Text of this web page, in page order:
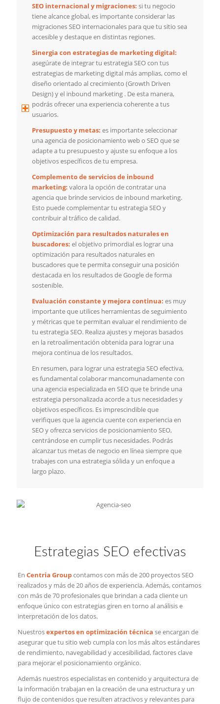
SEO internacional y migraciones: si tu negocio
tiene alcance global, es importante considerar las
migraciones SEO internacionales para que tu sitio sea
accesible y destaque en distintas regiones.
Sinergia con estrategias de marketing digital:
asegúrate de integrar tu estrategia SEO con tus
estrategias de marketing digital más amplias, como el
diseño orientado al crecimiento (Growth Driven
Design) y el inbound marketing . De esta manera,
podrás ofrecer una experiencia coherente a tus
usuarios.
Presupuesto y metas: es importante seleccionar
una agencia de posicionamiento web o SEO que se
adapte a tu presupuesto y ajuste su enfoque a los
objetivos específicos de tu empresa.
Complemento de servicios de inbound
marketing: valora la opción de contratar una
agencia que brinde servicios de inbound marketing.
Esto puede complementar tu estrategia SEO y
contribuir al tráfico de calidad.
Optimización para resultados naturales en
buscadores: el objetivo primordial es lograr una
optimización para resultados naturales en
buscadores que te permita conseguir una posición
destacada en los resultados de Google de forma
sostenible.
Evaluación constante y mejora continua: es muy
importante que utilices herramientas de seguimiento
y métricas que te permitan evaluar el rendimiento de
tu estrategia SEO. Realiza ajustes y mejoras basados
en la retroalimentación obtenida para lograr una
mejora continua de los resultados.
En resumen, para lograr una estrategia SEO efectiva,
es fundamental colaborar mancomunadamente con
una agencia especializada en SEO que te brinde una
estrategia personalizada acorde a tus necesidades y
objetivos específicos. Es imprescindible que
verifiques que la agencia cuente con experiencia en
SEO y ofrezca servicios de posicionamiento SEO,
centrándose en cumplir tus necesidades. Podrás
alcanzar tus metas de negocio en línea siempre que
trabajes con una estrategia sólida y un enfoque a
largo plazo.
Estrategias SEO efectivas
En Centria Groupcontamos con más de 200 proyectos SEO
realizados y más de 20 años de experiencia. Además, contamos
con más de 70 profesionales que brindan a cada cliente un
enfoque único con estrategias giren en torno al análisis e
interpretación de los datos.
Nuestrosexpertos en optimización técnica se encargan de
asegurar que tu sitio web cumpla con los más altos estándares
de rendimiento, navegabilidad y accesibilidad, factores clave
para mejorar el posicionamiento orgánico.
Además nuestros especialistas en contenido y arquitectura de
la información trabajan en la creación de una estructura y un
flujo de contenidos que resulten atractivos y relevantes para